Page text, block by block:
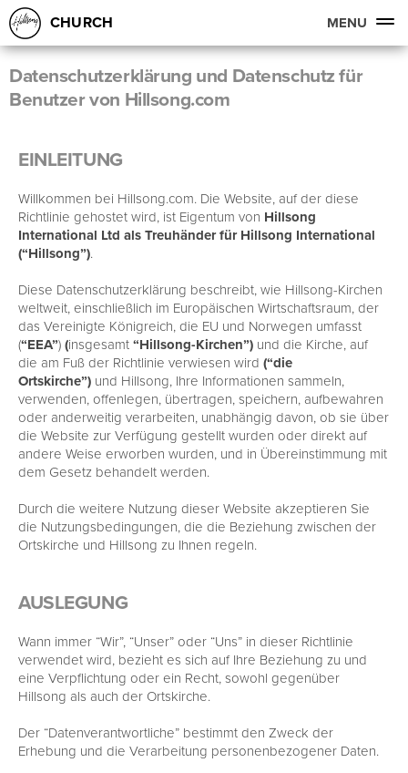
CHURCH MENU
Datenschutzerklärung und Datenschutz für
Benutzer von Hillsong.com
EINLEITUNG
Willkommen bei Hillsong.com. Die Website, auf der diese
Richtlinie gehostet wird, ist Eigentum von Hillsong
International Ltd als Treuhänder für Hillsong International
(“Hillsong”).
Diese Datenschutzerklärung beschreibt, wie Hillsong-Kirchen
weltweit, einschließlich im Europäischen Wirtschaftsraum, der
das Vereinigte Königreich, die EU und Norwegen umfasst
(“EEA”)(insgesamt“Hillsong-Kirchen”) und die Kirche, auf
die am Fuß der Richtlinie verwiesen wird (“die
Ortskirche”) und Hillsong, Ihre Informationen sammeln,
verwenden, offenlegen, übertragen, speichern, aufbewahren
oder anderweitig verarbeiten, unabhängig davon, ob sie über
die Website zur Verfügung gestellt wurden oder direkt auf
andere Weise erworben wurden, und in Übereinstimmung mit
dem Gesetz behandelt werden.
Durch die weitere Nutzung dieser Website akzeptieren Sie
die Nutzungsbedingungen, die die Beziehung zwischen der
Ortskirche und Hillsong zu Ihnen regeln.
AUSLEGUNG
Wann immer “Wir”, “Unser” oder “Uns” in dieser Richtlinie
verwendet wird, bezieht es sich auf Ihre Beziehung zu und
eine Verpflichtung oder ein Recht, sowohl gegenüber
Hillsong als auch der Ortskirche.
Der “Datenverantwortliche” bestimmt den Zweck der
Erhebung und die Verarbeitung personenbezogener Daten.